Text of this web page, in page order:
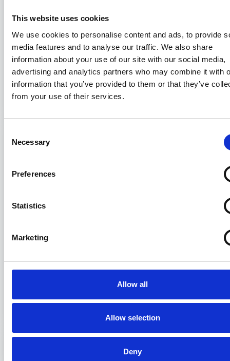
This website uses cookies
We use cookies to personalise content and ads, to provide
media features and to analyse our traffic. We also share
information about your use of our site with our social media,
advertising and analytics partners who may combine it with
information that you’ve provided to them or that they’ve
from your use of their services.
Selection
Necessary
Preferences
Statistics
Marketing
Allow all
Allow selection
Deny
Federagenti: a Civitavecchia
l'Assemblea Pubblica 2026
03/07/2026
Il Consiglio di Stato sui balneari: tra
principi di diritto europeo e interesse